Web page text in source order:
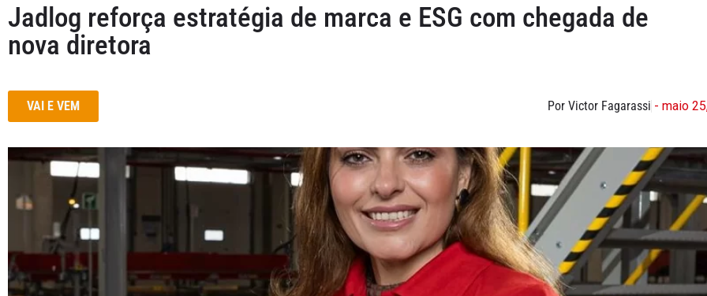
Jadlog reforça estratégia de marca e ESG com chegada de
nova diretora
VAI E VEM Por Victor Fagarassi - maio